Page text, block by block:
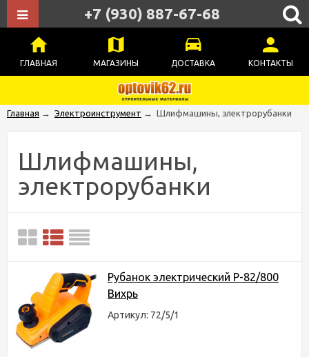
ГЛАВНАЯ МАГАЗИНЫ ДОСТАВКА КОНТАКТЫ
+7 (930) 887-67-68
Главная → Электроинструмент → Шлифмашины, электрорубанки
Шлифмашины,
электрорубанки
Рубанок электрический Р-82/800
Вихрь
Артикул: 72/5/1